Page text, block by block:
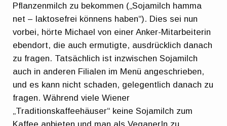
Pflanzenmilch zu bekommen („Sojamilch hamma
net – laktosefrei könnens haben“). Dies sei nun
vorbei, hörte Michael von einer Anker-Mitarbeiterin
ebendort, die auch ermutigte, ausdrücklich danach
zu fragen. Tatsächlich ist inzwischen Sojamilch
auch in anderen Filialen im Menü angeschrieben,
und es kann nicht schaden, gelegentlich danach zu
fragen. Während viele Wiener
„Traditionskaffeehäuser“ keine Sojamilch zum